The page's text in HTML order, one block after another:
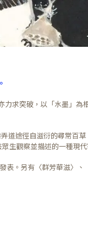
求突破，以「水墨」為
道途徑自滋衍的尋常百
生觀察並描述的一種現代
表。另有〈群芳華滋〉